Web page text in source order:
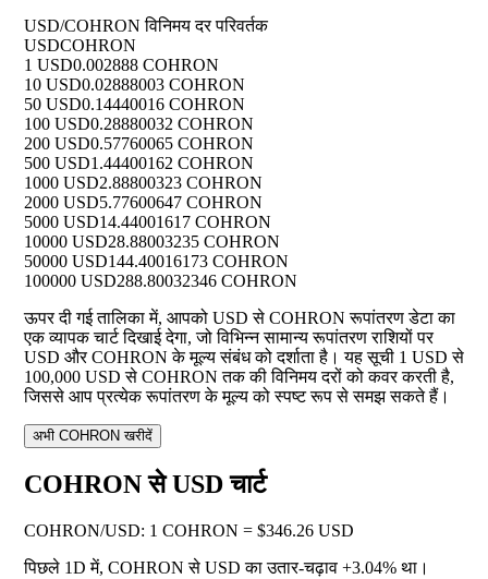
USD/COHRON विनिमय दर परिवर्तक
USDCOHRON
1 USD0.002888 COHRON
10 USD0.02888003 COHRON
50 USD0.14440016 COHRON
100 USD0.28880032 COHRON
200 USD0.57760065 COHRON
500 USD1.44400162 COHRON
1000 USD2.88800323 COHRON
2000 USD5.77600647 COHRON
5000 USD14.44001617 COHRON
10000 USD28.88003235 COHRON
50000 USD144.40016173 COHRON
100000 USD288.80032346 COHRON
ऊपर दी गई तालिका में, आपको USD से COHRON रूपांतरण डेटा का
एक व्यापक चार्ट दिखाई देगा, जो विभिन्न सामान्य रूपांतरण राशियों पर
USD और COHRON के मूल्य संबंध को दर्शाता है। यह सूची 1 USD से
100,000 USD से COHRON तक की विनिमय दरों को कवर करती है,
जिससे आप प्रत्येक रूपांतरण के मूल्य को स्पष्ट रूप से समझ सकते हैं।
अभी COHRON खरीदें
COHRON से USD चार्ट
COHRON/USD: 1 COHRON = $346.26 USD
पिछले 1D में, COHRON से USD का उतार-चढ़ाव +3.04% था।